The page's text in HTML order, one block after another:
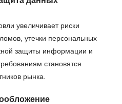
увеличивает риски
утечки персональных
защиты информации и
становятся
рынка.